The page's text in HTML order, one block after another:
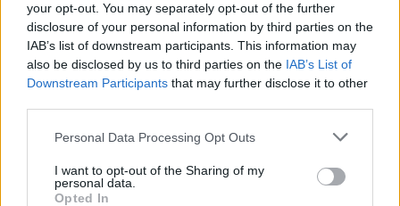
your opt-out. You may separately opt-out of the further
disclosure of your personal information by third parties on the
IAB’s list of downstream participants. This information may
also be disclosed by us to third parties on the IAB’s List of
Downstream Participants that may further disclose it to other
Personal Data Processing Opt Outs
I want to opt-out of the Sharing of my
personal data.
Opted In
Ουκρανία: Με Μίχαϊλιουκ και
Λεν κόντρα στην Ελλάδα
Πάρκερ: «Όνειρό μου να
κατακτήσω το ΝΒΑ Europe με τη
Βιλερμπάν» - Η διευκρινιστική
ανάρτηση που έκανε
HELLENiQ ENERGY: Κέρδη 393 εκατ. ευρώ στο α' εξάμηνο – Στα 734